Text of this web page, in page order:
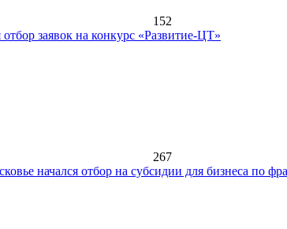
152
отбор заявок на конкурс «Развитие-ЦТ»
267
начался отбор на субсидии для бизнеса по